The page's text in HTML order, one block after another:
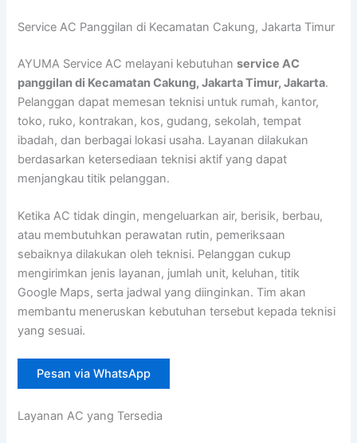
Service AC Panggilan di Kecamatan Cakung, Jakarta Timur
AYUMA Service AC melayani kebutuhanservice AC
panggilan di Kecamatan Cakung, Jakarta Timur, Jakarta.
Pelanggan dapat memesan teknisi untuk rumah, kantor,
toko, ruko, kontrakan, kos, gudang, sekolah, tempat
ibadah, dan berbagai lokasi usaha. Layanan dilakukan
berdasarkan ketersediaan teknisi aktif yang dapat
menjangkau titik pelanggan.
Ketika AC tidak dingin, mengeluarkan air, berisik, berbau,
atau membutuhkan perawatan rutin, pemeriksaan
sebaiknya dilakukan oleh teknisi. Pelanggan cukup
mengirimkan jenis layanan, jumlah unit, keluhan, titik
Google Maps, serta jadwal yang diinginkan. Tim akan
membantu meneruskan kebutuhan tersebut kepada teknisi
yang sesuai.
Pesan via WhatsApp
Layanan AC yang Tersedia